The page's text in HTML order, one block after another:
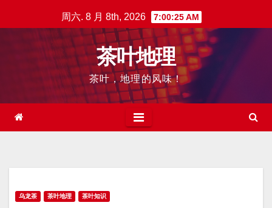
至
周六. 8 月 8th, 2026 7:00:26 AM
茶叶地理
茶叶，地理的风味！
乌龙茶 茶叶地理 茶叶知识